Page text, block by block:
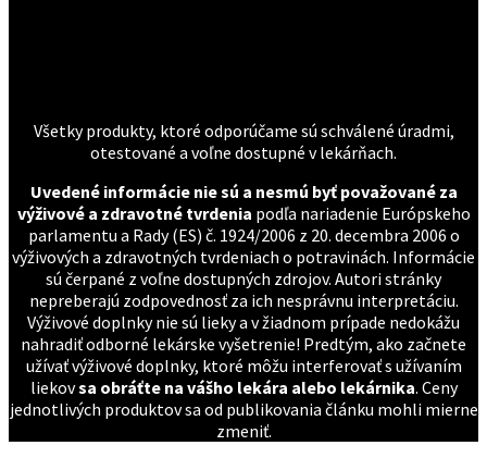
Všetky produkty, ktoré odporúčame sú schválené úradmi,
otestované a voľne dostupné v lekárňach.
Uvedené informácie nie sú a nesmú byť považované za
výživové a zdravotné tvrdenia podľa nariadenie Európskeho
parlamentu a Rady (ES) č. 1924/2006 z 20. decembra 2006 o
výživových a zdravotných tvrdeniach o potravinách. Informácie
sú čerpané z voľne dostupných zdrojov. Autori stránky
nepreberajú zodpovednosť za ich nesprávnu interpretáciu.
Výživové doplnky nie sú lieky a v žiadnom prípade nedokážu
nahradiť odborné lekárske vyšetrenie! Predtým, ako začnete
užívať výživové doplnky, ktoré môžu interferovať s užívaním
liekovsa obráťte na vášho lekára alebo lekárnika. Ceny
jednotlivých produktov sa od publikovania článku mohli mierne
zmeniť.